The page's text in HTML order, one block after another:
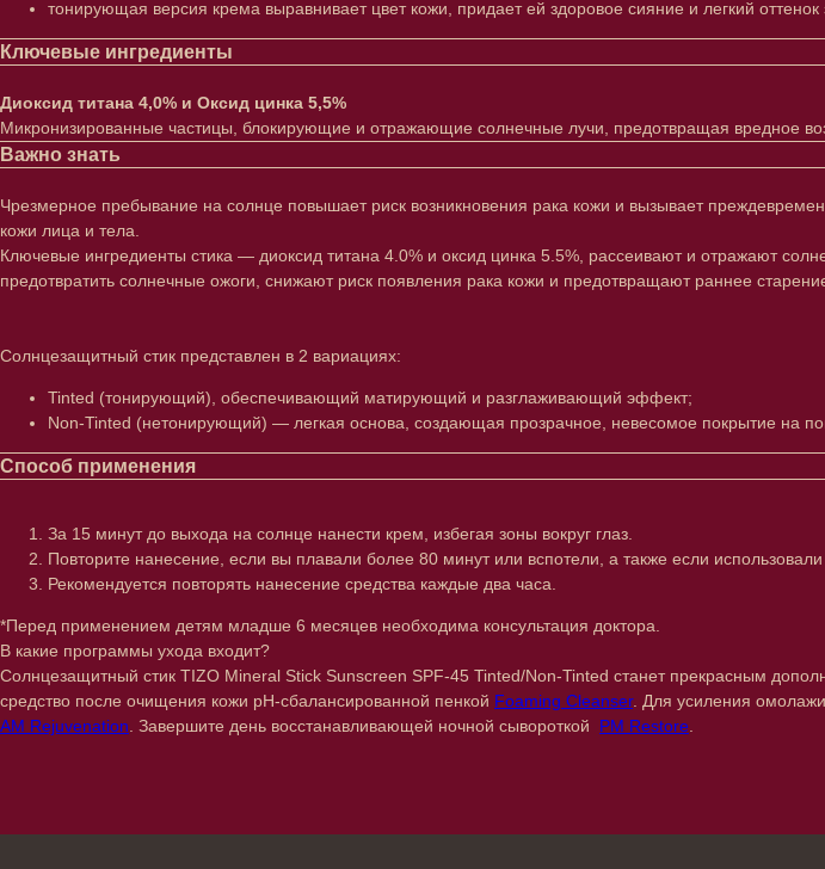
тонирующая версия крема выравнивает цвет кожи, придает ей здоровое сияние и легкий оттенок
Ключевые ингредиенты
Диоксид титана 4,0% и Оксид цинка 5,5%
Микронизированные частицы, блокирующие и отражающие солнечные лучи, предотвращая вредное
Важно знать
Чрезмерное пребывание на солнце повышает риск возникновения рака кожи и вызывает
кожи лица и тела.
Ключевые ингредиенты стика — диоксид титана 4.0% и оксид цинка 5.5%, рассеивают и отражают
предотвратить солнечные ожоги, снижают риск появления рака кожи и предотвращают раннее
Солнцезащитный стик представлен в 2 вариациях:
Tinted (тонирующий), обеспечивающий матирующий и разглаживающий эффект;
Non-Tinted (нетонирующий) — легкая основа, создающая прозрачное, невесомое покрытие на
Способ применения
За 15 минут до выхода на солнце нанести крем, избегая зоны вокруг глаз.
Повторите нанесение, если вы плавали более 80 минут или вспотели, а также если использовали
Рекомендуется повторять нанесение средства каждые два часа.
*Перед применением детям младше 6 месяцев необходима консультация доктора.
В какие программы ухода входит?
Солнцезащитный стик TIZO Mineral Stick Sunscreen SPF-45 Tinted/Non-Tinted станет прекрасным
средство после очищения кожи pH-сбалансированной пенкой Foaming Cleanser. Для усиления
AM Rejuvenation . Завершите день восстанавливающей ночной сывороткой PM Restore
Тело
Проблемы
Клиентам
Система лояльности
Политика
Лицо
Проблемы